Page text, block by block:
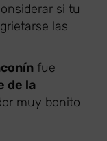
si tu
las
fue
de la
muy bonito